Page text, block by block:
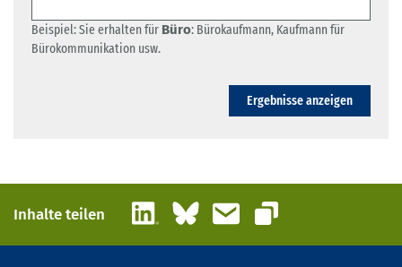
Beispiel: Sie erhalten für Büro: Bürokaufmann, Kaufmann für
Bürokommunikation usw.
Ergebnisse anzeigen
Inhalte teilen LinkedInBlueskyE-Mail
Link kopieren